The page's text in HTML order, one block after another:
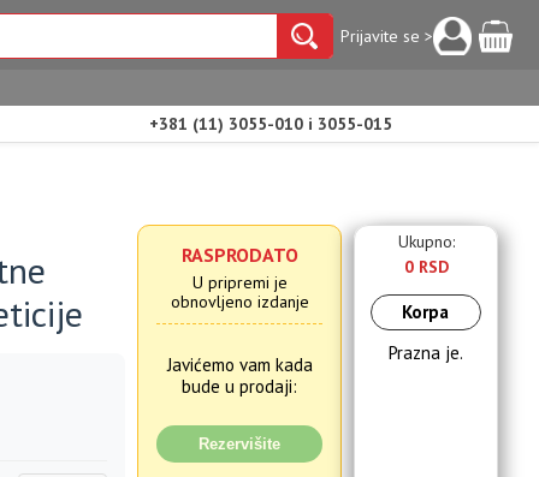
Prijavite se >
+381 (11) 3055-010 i 3055-015
RASPRODATO
U pripremi je
obnovljeno izdanje
Javićemo vam kada
bude u prodaji:
Rezervišite
Ukupno:
0 RSD
Korpa
Prazna je.